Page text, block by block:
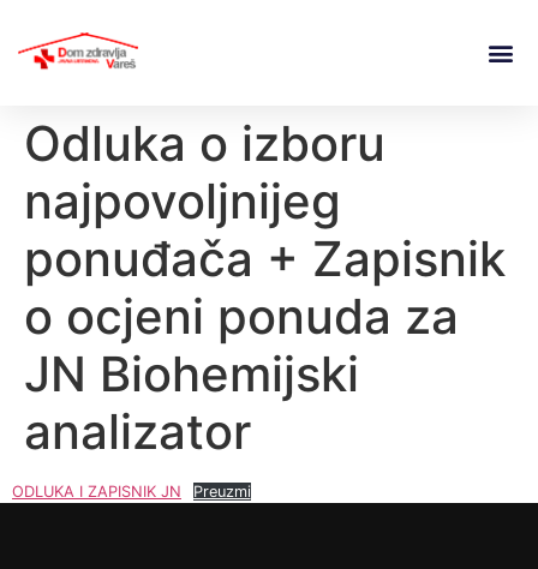
Odluka o izboru
najpovoljnijeg
ponuđača + Zapisnik
o ocjeni ponuda za
JN Biohemijski
analizator
ODLUKA I ZAPISNIK JN Preuzmi